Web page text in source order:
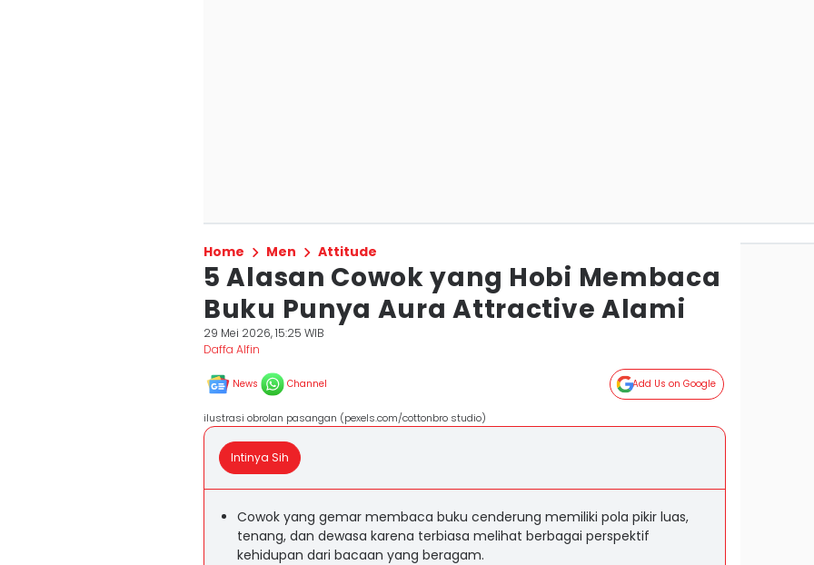
Home Men Attitude
5 Alasan Cowok yang Hobi Membaca
Buku Punya Aura Attractive Alami
29 Mei 2026, 15:25 WIB
Daffa Alfin
News Channel Add Us on Google
ilustrasi obrolan pasangan (pexels.com/cottonbro studio)
Intinya Sih
Cowok yang gemar membaca buku cenderung memiliki pola pikir luas,
tenang, dan dewasa karena terbiasa melihat berbagai perspektif
kehidupan dari bacaan yang beragam.